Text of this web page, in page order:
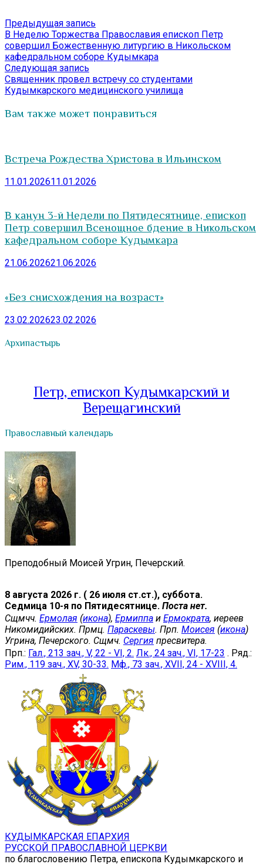
Навигация
по
записям
Предыдущая запись
запись:
В Неделю Торжества Православия епископ Петр
совершил Божественную литургию в Никольском
кафедральном соборе Кудымкара
Следующая запись
запись:
Священник провел встречу со студентами
Кудымкарского медицинского училища
Вам также может понравиться
Встреча Рождества Христова в Ильинском
11.01.202611.01.2026
В канун 3-й Недели по Пятидесятнице, епископ
Петр совершил Всенощное бдение в Никольском
кафедральном соборе Кудымкара
21.06.202621.06.2026
«Без снисхождения на возраст»
23.02.202623.02.2026
Архипастырь
Петр, епископ Кудымкарский и
Верещагинский
Православный календарь
Преподобный Моисей Угрин, Печерский.
8 августа 2026 г. ( 26 июля ст.ст.), суббота.
Седмица 10-я по Пятидесятнице. Поста нет.
Сщмчч. Ермолая (икона), Ермиппа и Ермократа, иереев
Никомидийских. Прмц. Параскевы. Прп. Моисея (икона)
Угрина, Печерского. Сщмч. Сергия пресвитера.
Прп.: Гал., 213 зач., V, 22 - VI, 2. Лк., 24 зач., VI, 17-23 . Ряд.:
Рим., 119 зач., XV, 30-33. Мф., 73 зач., XVII, 24 - XVIII, 4.
КУДЫМКАРСКАЯ ЕПАРХИЯ
РУССКОЙ ПРАВОСЛАВНОЙ ЦЕРКВИ
по благословению Петра, епископа Кудымкарского и